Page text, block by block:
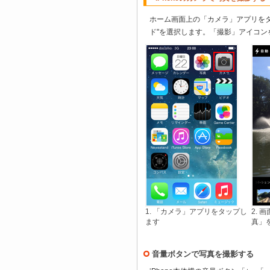
ホーム画面上の「カメラ」アプリを
ド"を選択します。「撮影」アイコ
1. 「カメラ」アプリをタップし
ます
2. 画
真」
音量ボタンで写真を撮影する